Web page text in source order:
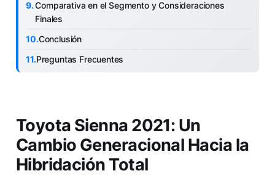
Comparativa en el Segmento y Consideraciones
Finales
Conclusión
Preguntas Frecuentes
Toyota Sienna 2021: Un
Cambio Generacional Hacia la
Hibridación Total